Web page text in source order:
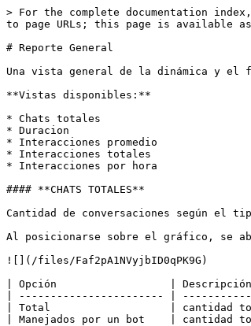
> For the complete documentation
to page URLs; this page is available
# Reporte General
Una vista general de la dinámica y
**Vistas disponibles:**
* Chats totales
* Duracion
* Interacciones promedio
* Interacciones totales
* Interacciones por hora
#### **CHATS TOTALES**
Cantidad de conversaciones según el
Al posicionarse sobre el gráfico, se
![](/files/Faf2pA1NVyjbID0qPK9G)
| Opción                  |
| ----------------------- |
| Total                   |
| Manejados por un bot    |